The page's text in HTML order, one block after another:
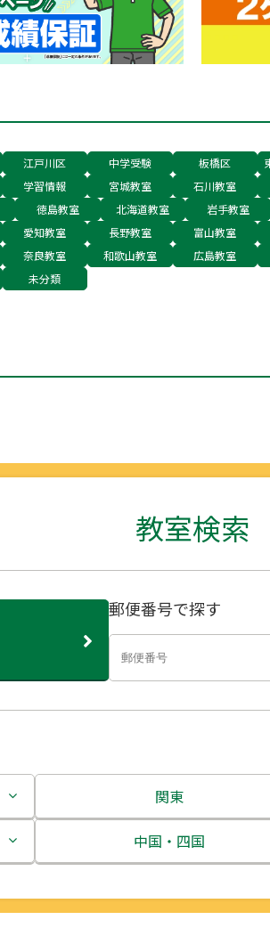
江戸川区 中学受験 板橋区
学習情報 宮城教室 石川教室
徳島教室 北海道教室 岩手教室
愛知教室 長野教室 富山教室
奈良教室 和歌山教室 広島教室
未分類
教室検索
郵便番号で探す
関東
茨城県
中国・四国